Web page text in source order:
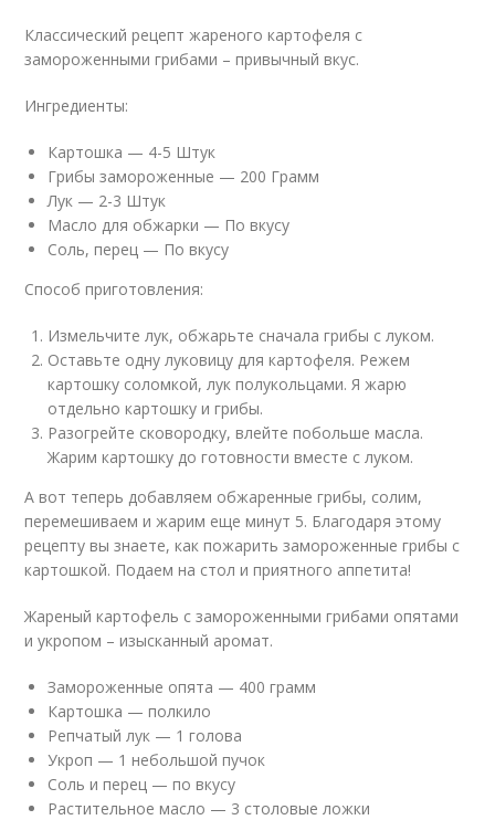
Классический рецепт жареного картофеля с
замороженными грибами – привычный вкус.
Ингредиенты:
Картошка — 4-5 Штук
Грибы замороженные — 200 Грамм
Лук — 2-3 Штук
Масло для обжарки — По вкусу
Соль, перец — По вкусу
Способ приготовления:
Измельчите лук, обжарьте сначала грибы с луком.
Оставьте одну луковицу для картофеля. Режем
картошку соломкой, лук полукольцами. Я жарю
отдельно картошку и грибы.
Разогрейте сковородку, влейте побольше масла.
Жарим картошку до готовности вместе с луком.
А вот теперь добавляем обжаренные грибы, солим,
перемешиваем и жарим еще минут 5. Благодаря этому
рецепту вы знаете, как пожарить замороженные грибы с
картошкой. Подаем на стол и приятного аппетита!
Жареный картофель с замороженными грибами опятами
и укропом – изысканный аромат.
Замороженные опята — 400 грамм
Картошка — полкило
Репчатый лук — 1 голова
Укроп — 1 небольшой пучок
Соль и перец — по вкусу
Растительное масло — 3 столовые ложки